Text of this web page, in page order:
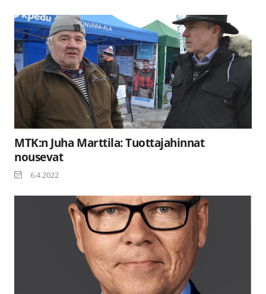
MTK:n Juha Marttila: Tuottajahinnat
nousevat
6.4.2022